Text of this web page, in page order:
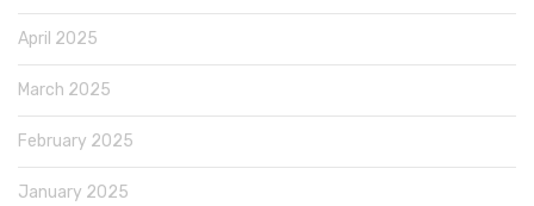
April 2025
March 2025
February 2025
January 2025